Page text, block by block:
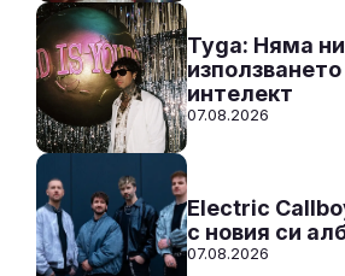
Tyga: Няма
интелект
07.08.2026
Electric
с новия си
07.08.2026